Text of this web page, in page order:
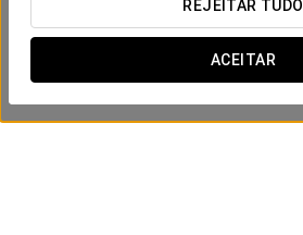
REJEITAR TUDO
ACEITAR